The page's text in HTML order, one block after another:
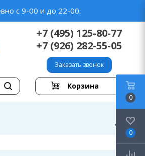
с 9-00 и до 22-00.
+7 (495) 125-80-77
+7 (926) 282-55-05
Заказать звонок
Корзина
0
0